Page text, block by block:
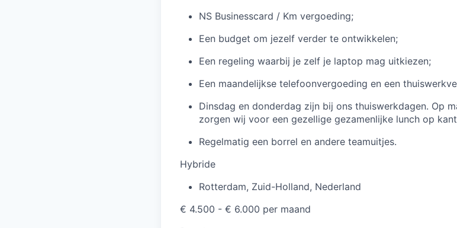
NS Businesscard / Km vergoeding;
Een budget om jezelf verder te ontwikkelen;
Een regeling waarbij je zelf je laptop mag uitkiezen;
Een maandelijkse telefoonvergoeding en een
Dinsdag en donderdag zijn bij ons thuiswerkdagen. Op
zorgen wij voor een gezellige gezamenlijke lunch op
Regelmatig een borrel en andere teamuitjes.
Hybride
Rotterdam, Zuid-Holland, Nederland
€ 4.500 - € 6.000 per maand